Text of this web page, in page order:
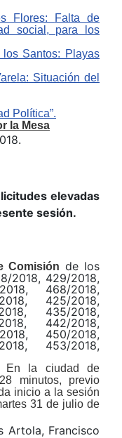
Flores:
Falta de
social, para los
Santos: Playas
Situación del
Política”.
la Mesa
elevadas
sesión.
Comisión de los
2018, 429/2018,
468/2018,
425/2018,
435/2018,
442/2018,
450/2018,
453/2018,
la ciudad de
minutos, previo
inicio a la sesión
31 de julio de
Artola, Francisco